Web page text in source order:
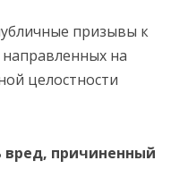
призывы к
на
целостности
причиненный